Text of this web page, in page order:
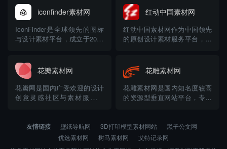
矢量素材、免抠元素等。素材
类型丰富，包括党建设计元
素、24节气素材、海滩场景素
材、Q版人物等，可满足多种
计师、创意工作者等提供便捷
服务。 素材资源：拥有10万
+免抠素材，覆盖电商、新媒
体等设计场景。包括扁平化图
iconfinder素材网
IconFinder是全球领先的图标
与设计素材平台，成立于2007
言宝库」，其凭借海量资源、
灵活授权和技术创新，成为全
球数百万用户的首选。 一、核
心资源与技术创新 1. 资源规模
红动中国素材网
红动中国素材网作为中国领先
的原创设计素材服务平台，自
新与版权保障的综合型资源
库。 一、核心资源与技术创新
平台拥有超过1500万+原创设
计资源，涵盖平面设计、3D模
花瓣素材网
花瓣网是国内广受欢迎的设计
创意灵感社区与素材服务平
详细说明 平台定位 设计师灵
感社区与素材平台、基于兴趣
花雕素材网
花雕素材网是国内知名度较高
的资源型垂直网站平台，专业
物，乡村人物，历史人物等等
场景沙雕动画视频素材都有涉
友情链接 壁纸导航网 3D打印模型素材网站
黑子公文网
优选素材网
树马素材网
艾特记录网